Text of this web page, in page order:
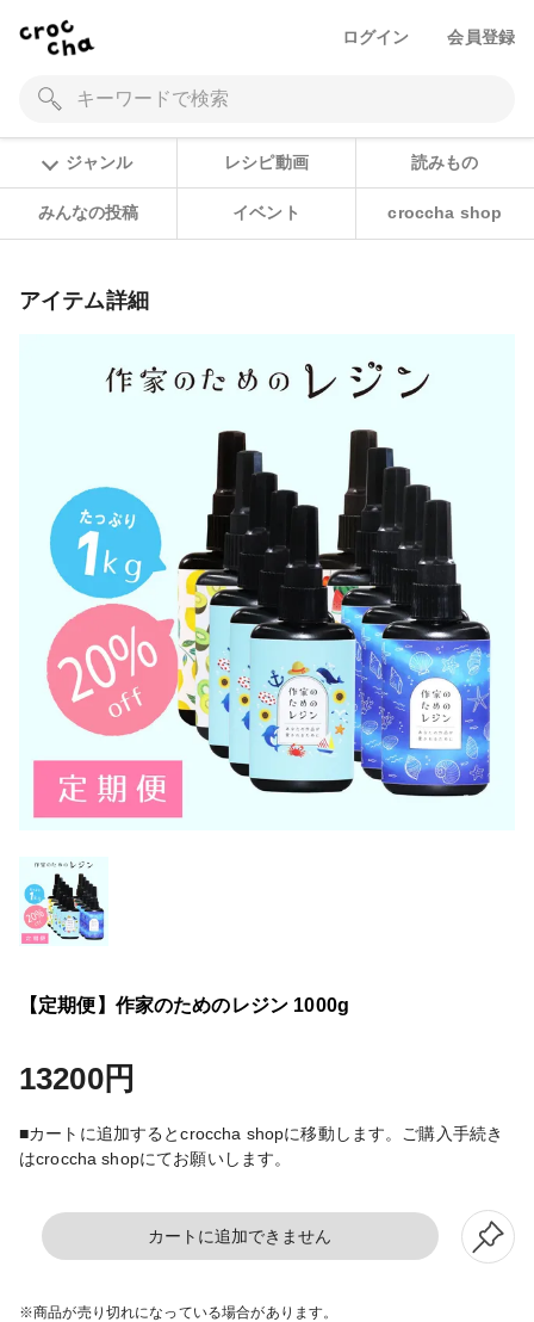
ログイン 会員登録
ジャンル レシピ動画 読みもの
みんなの投稿 イベント croccha shop
アイテム詳細
【定期便】作家のためのレジン 1000g
13200円
■カートに追加するとcroccha shopに移動します。ご購入手続き
はcroccha shopにてお願いします。
カートに追加できません
※商品が売り切れになっている場合があります。